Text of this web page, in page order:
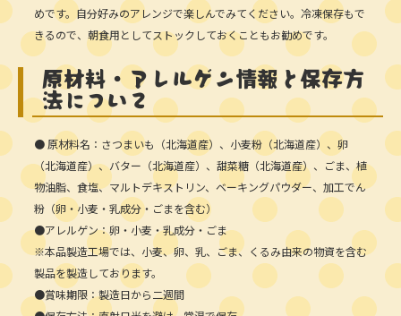
めです。自分好みのアレンジで楽しんでみてください。冷凍保存もで
きるので、朝食用としてストックしておくこともお勧めです。
原材料・アレルゲン情報と保存方
法について
● 原材料名：さつまいも（北海道産）、小麦粉（北海道産）、卵
（北海道産）、バター（北海道産）、甜菜糖（北海道産）、ごま、植
物油脂、食塩、マルトデキストリン、ベーキングパウダー、加工でん
粉（卵・小麦・乳成分・ごまを含む）
●アレルゲン：卵・小麦・乳成分・ごま
※本品製造工場では、小麦、卵、乳、ごま、くるみ由来の物資を含む
製品を製造しております。
●賞味期限：製造日から二週間